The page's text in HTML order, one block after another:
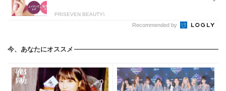
PR(SEVEN BEAUTY)
Recommended by
今、あなたにオススメ